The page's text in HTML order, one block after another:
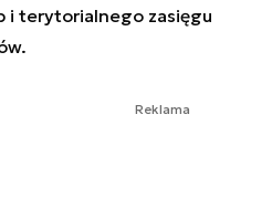
i terytorialnego zasięgu
Reklama